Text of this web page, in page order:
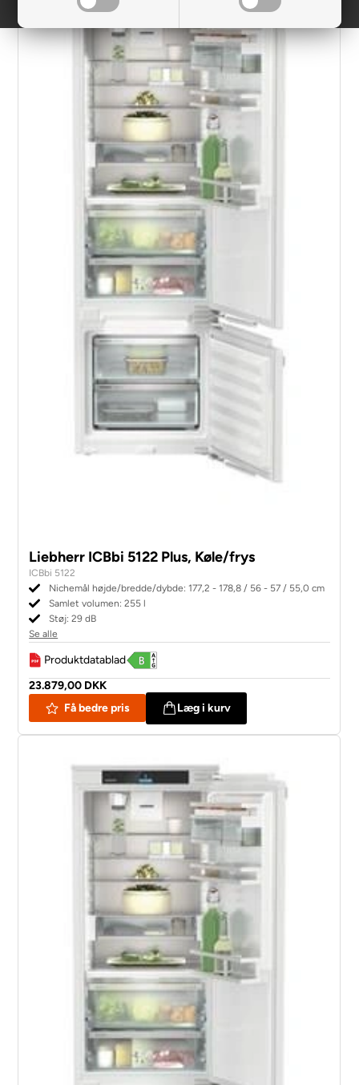
Liebherr ICBbi 5122 Plus, Køle/frys
ICBbi 5122
Nichemål højde/bredde/dybde: 177,2 - 178,8 / 56 - 57 / 55,0 cm
Samlet volumen: 255 l
Støj: 29 dB
Se alle
Produktdatablad
23.879,00 DKK
Få bedre pris
Læg i kurv